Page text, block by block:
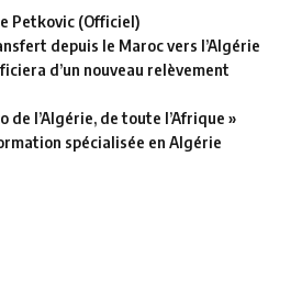
Petkovic (Officiel)
depuis le Maroc vers l’Algérie
d’un nouveau relèvement
de l’Algérie, de toute l’Afrique »
spécialisée en Algérie